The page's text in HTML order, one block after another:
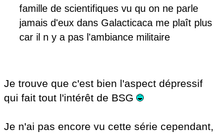
famille de scientifiques vu qu on ne parle
jamais d'eux dans Galacticaca me plaît plus
car il n y a pas l'ambiance militaire
Je trouve que c'est bien l'aspect dépressif
qui fait tout l'intérêt de BSG
Je n'ai pas encore vu cette série cependant,